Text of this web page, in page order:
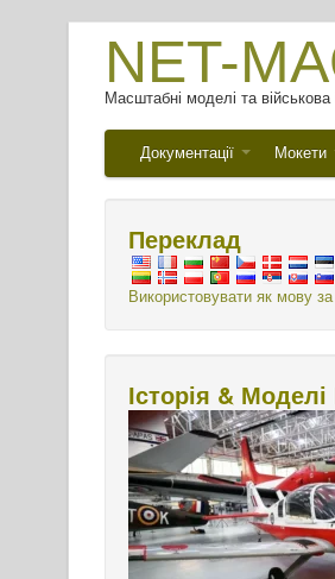
NET-
Масштабні моделі та військова
Документації Мокети
Переклад
Використовувати як мову
Історія &